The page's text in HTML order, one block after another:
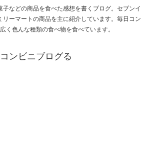
子などの商品を食べた感想を書くブログ。セブンイ
リーマートの商品を主に紹介しています。毎日コン
く色んな種類の食べ物を食べています。
コンビニブログる